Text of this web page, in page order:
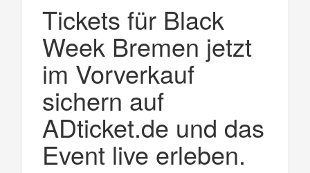
Tickets für Black
Week Bremen jetzt
im Vorverkauf
sichern auf
ADticket.de und das
Event live erleben.